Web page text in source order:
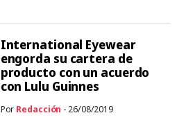
International Eyewear
engorda su cartera de
producto con un acuerdo
con Lulu Guinnes
Por Redacción - 26/08/2019